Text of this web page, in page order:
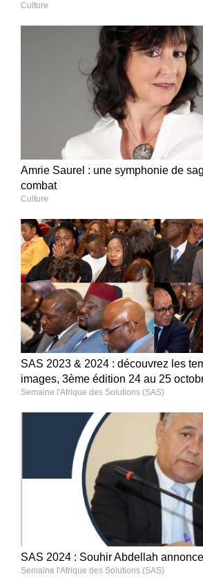
Culture
Amrie Saurel : une symphonie de
combat
Culture
SAS 2023 & 2024 : découvrez les
images, 3ème édition 24 au 25
Semaine l'Afrique des Solutions (SAS)
SAS 2024 : Souhir Abdellah
Semaine l'Afrique des Solutions (SAS)